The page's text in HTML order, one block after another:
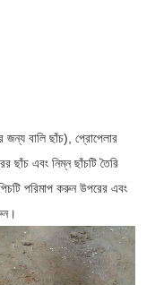
জন্য বালি ছাঁচ), প্রোপেলার
ছাঁচ এবং নিম্ন ছাঁচটি তৈরি
পরিমাপ করুন উপরের এবং